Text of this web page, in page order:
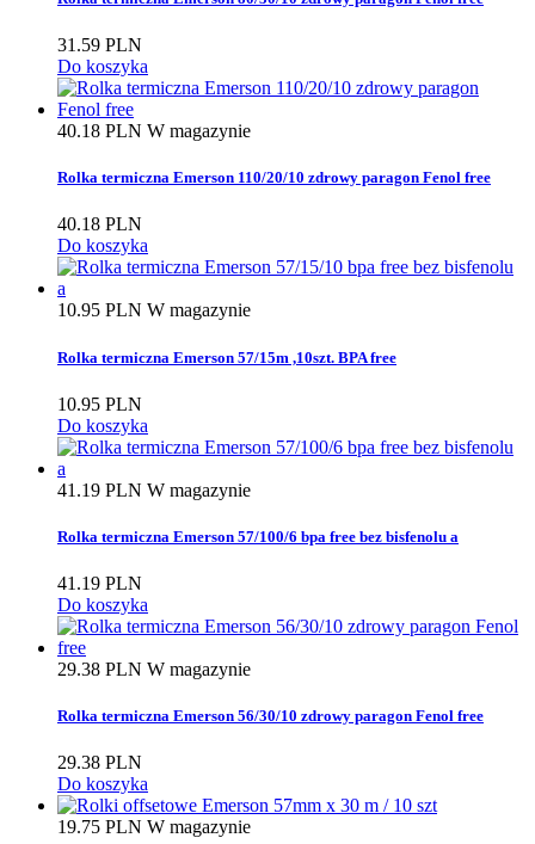
Promocje 0
Zobacz produkty
31.59 PLN
Do koszyka
40.18 PLN W magazynie
Rolka termiczna Emerson 110/20/10 zdrowy paragon Fenol free
40.18 PLN
Do koszyka
10.95 PLN W magazynie
Rolka termiczna Emerson 57/15m ,10szt. BPA free
10.95 PLN
Do koszyka
41.19 PLN W magazynie
Rolka termiczna Emerson 57/100/6 bpa free bez bisfenolu a
41.19 PLN
Do koszyka
29.38 PLN W magazynie
Rolka termiczna Emerson 56/30/10 zdrowy paragon Fenol free
29.38 PLN
Do koszyka
19.75 PLN W magazynie